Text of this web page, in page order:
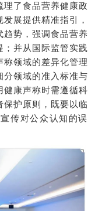
理了食品营养健康政
展提供精准指引，
趋势，强调食品营养
；并从国际监管实践
称领域的差异化管理
分领域的准入标准与
健康声称时需遵循科
保护原则，既要以临
传对公众认知的误